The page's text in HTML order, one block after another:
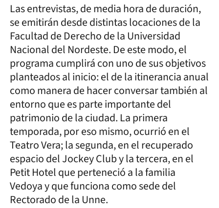
Las entrevistas, de media hora de duración,
se emitirán desde distintas locaciones de la
Facultad de Derecho de la Universidad
Nacional del Nordeste. De este modo, el
programa cumplirá con uno de sus objetivos
planteados al inicio: el de la itinerancia anual
como manera de hacer conversar también al
entorno que es parte importante del
patrimonio de la ciudad. La primera
temporada, por eso mismo, ocurrió en el
Teatro Vera; la segunda, en el recuperado
espacio del Jockey Club y la tercera, en el
Petit Hotel que perteneció a la familia
Vedoya y que funciona como sede del
Rectorado de la Unne.